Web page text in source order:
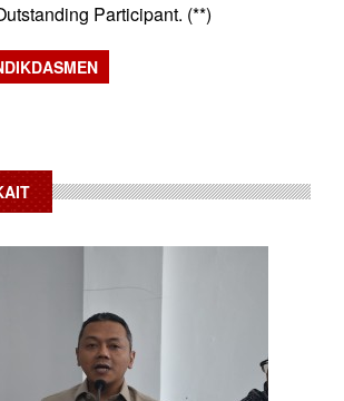
Participant. (**)